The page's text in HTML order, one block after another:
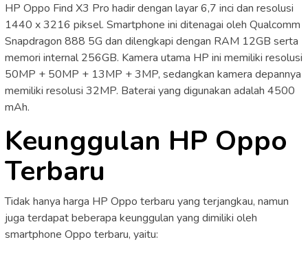
HP Oppo Find X3 Pro hadir dengan layar 6,7 inci dan resolusi
1440 x 3216 piksel. Smartphone ini ditenagai oleh Qualcomm
Snapdragon 888 5G dan dilengkapi dengan RAM 12GB serta
memori internal 256GB. Kamera utama HP ini memiliki resolusi
50MP + 50MP + 13MP + 3MP, sedangkan kamera depannya
memiliki resolusi 32MP. Baterai yang digunakan adalah 4500
mAh.
Keunggulan HP Oppo
Terbaru
Tidak hanya harga HP Oppo terbaru yang terjangkau, namun
juga terdapat beberapa keunggulan yang dimiliki oleh
smartphone Oppo terbaru, yaitu: